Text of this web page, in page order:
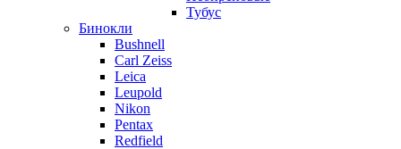
Тубус
Бинокли
Bushnell
Carl Zeiss
Leica
Leupold
Nikon
Pentax
Redfield